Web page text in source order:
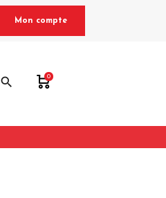
Mon compte
search 0